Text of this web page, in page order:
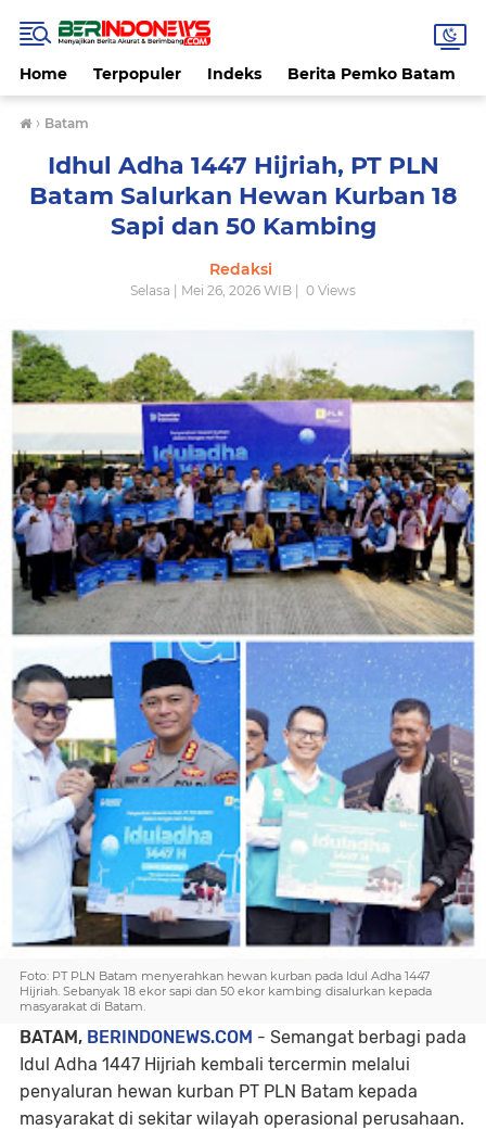
Home Terpopuler Indeks Berita Pemko Batam
› Batam
Idhul Adha 1447 Hijriah, PT PLN
Batam Salurkan Hewan Kurban 18
Sapi dan 50 Kambing
Redaksi
Selasa | Mei 26, 2026 WIB | 0 Views
Foto: PT PLN Batam menyerahkan hewan kurban pada Idul Adha 1447
Hijriah. Sebanyak 18 ekor sapi dan 50 ekor kambing disalurkan kepada
masyarakat di Batam.
BATAM, BERINDONEWS.COM - Semangat berbagi pada
Idul Adha 1447 Hijriah kembali tercermin melalui
penyaluran hewan kurban PT PLN Batam kepada
masyarakat di sekitar wilayah operasional perusahaan.